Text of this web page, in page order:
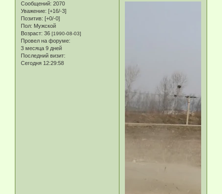
Сообщений: 2070
Уважение: [+16/-3]
Позитив: [+0/-0]
Пол: Мужской
Возраст: 36 [1990-08-03]
Провел на форуме:
3 месяца 9 дней
Последний визит:
Сегодня 12:29:58